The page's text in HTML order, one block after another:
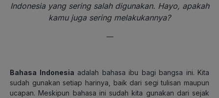
Indonesia yang sering salah digunakan. Hayo, apakah
kamu juga sering melakukannya?
—
Bahasa Indonesia adalah bahasa ibu bagi bangsa ini. Kita
sudah gunakan setiap harinya, baik dari segi tulisan maupun
ucapan. Meskipun bahasa ini sudah kita gunakan dari sejak